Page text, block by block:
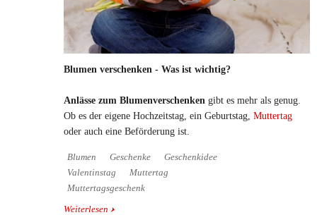
Blumen verschenken - Was ist wichtig?
Anlässe zum Blumenverschenken gibt es mehr als genug.
Ob es der eigene Hochzeitstag, ein Geburtstag, Muttertag
oder auch eine Beförderung ist.
Blumen Geschenke
Geschenkidee
Valentinstag
Muttertag
Muttertagsgeschenk
Weiterlesen über Blumen verschenken - Was ist wichtig?